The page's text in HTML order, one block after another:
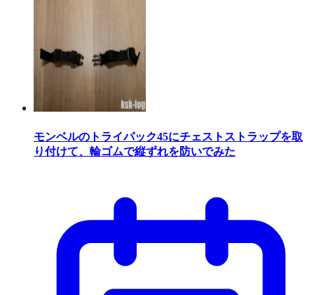
モンベルのトライパック45にチェストストラップを取
り付けて、輪ゴムで縦ずれを防いでみた